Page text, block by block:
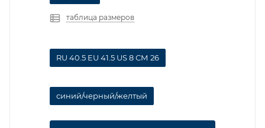
таблица размеров
RU 40.5 EU 41.5 US 8 СМ 26
синий/черный/желтый